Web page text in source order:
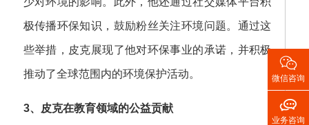
极传播环保知识，鼓励粉丝关注环境问题。通过这
些举措，皮克展现了他对环保事业的承诺，并积极
推动了全球范围内的环境保护活动。
3、皮克在教育领域的公益贡献

微信咨询

业务咨询